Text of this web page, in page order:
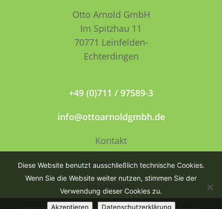
Otto Arnold GmbH
Im Spitzhau 11
70771 Leinfelden­­
Echterdingen
+49 (0)711 / 97589-3
info@ottoarnoldgmbh.de
Kontakt
Datenschutz
Impressum
Diese Website benutzt ausschließlich technische Cookies.
Wenn Sie die Website weiter nutzen, stimmen Sie der
Verwendung dieser Cookies zu.
Akzeptieren Datenschutzerklärung